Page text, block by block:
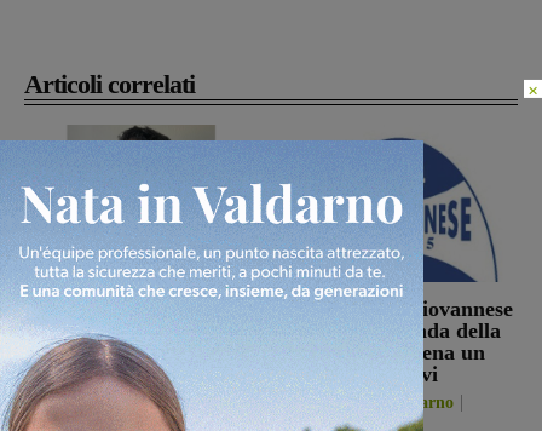
Articoli correlati
Sospese le ricerche sul
campo di Miah Billal, il
Prefetto di Arezzo:
“L’attenzione delle
istituzioni su questa
vicenda resta alta”
La Futsal Sangiovannese
ha scelto la strada della
continuità, appena un
paio i volti nuovi
San Giovanni Valdarno
6 Agosto 2026
×